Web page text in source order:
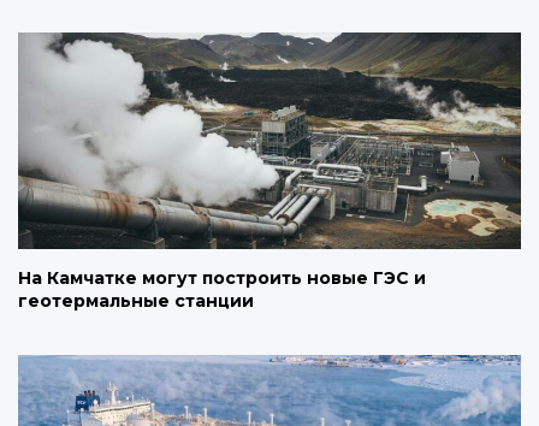
На Камчатке могут построить новые ГЭС и
геотермальные станции